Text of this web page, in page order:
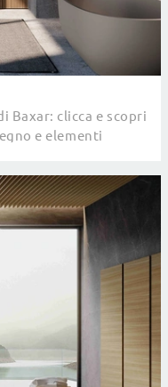
Baxar: clicca e scopri
e elementi